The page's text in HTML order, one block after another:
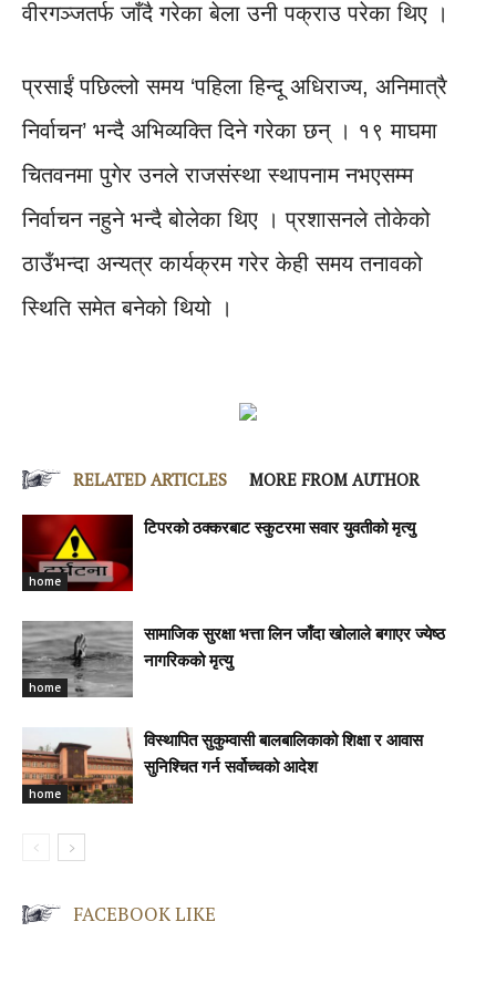
वीरगञ्जतर्फ जाँदै गरेका बेला उनी पक्राउ परेका थिए ।
प्रसाईं पछिल्लो समय ‘पहिला हिन्दू अधिराज्य, अनिमात्रै
निर्वाचन’ भन्दै अभिव्यक्ति दिने गरेका छन् । १९ माघमा
चितवनमा पुगेर उनले राजसंस्था स्थापनाम नभएसम्म
निर्वाचन नहुने भन्दै बोलेका थिए । प्रशासनले तोकेको
ठाउँभन्दा अन्यत्र कार्यक्रम गरेर केही समय तनावको
स्थिति समेत बनेको थियो ।
RELATED ARTICLES MORE FROM AUTHOR
home
टिपरको ठक्करबाट स्कुटरमा सवार युवतीको मृत्यु
home
सामाजिक सुरक्षा भत्ता लिन जाँदा खोलाले बगाएर ज्येष्ठ
नागरिकको मृत्यु
home
विस्थापित सुकुम्वासी बालबालिकाको शिक्षा र आवास
सुनिश्चित गर्न सर्वोच्चको आदेश
FACEBOOK LIKE